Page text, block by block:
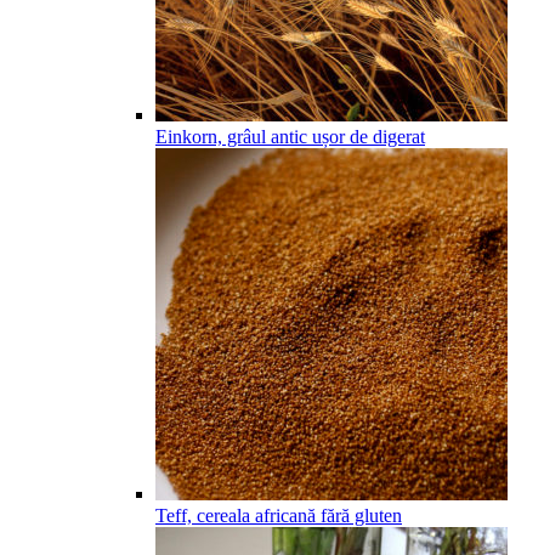
Einkorn, grâul antic ușor de digerat
Teff, cereala africană fără gluten